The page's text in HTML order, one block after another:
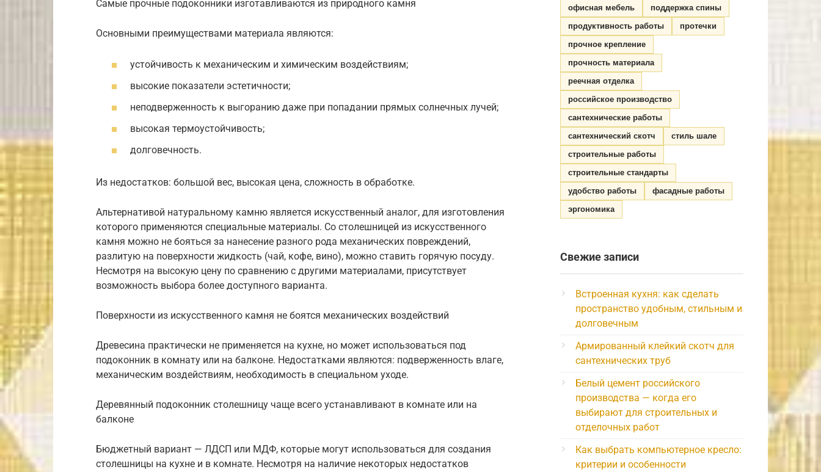
Самые прочные подоконники изготавливаются из природного камня
Основными преимуществами материала являются:
устойчивость к механическим и химическим воздействиям;
высокие показатели эстетичности;
неподверженность к выгоранию даже при попадании прямых солнечных лучей;
высокая термоустойчивость;
долговечность.
Из недостатков: большой вес, высокая цена, сложность в обработке.
Альтернативой натуральному камню является искусственный аналог, для изготовления
которого применяются специальные материалы. Со столешницей из искусственного
камня можно не бояться за нанесение разного рода механических повреждений,
разлитую на поверхности жидкость (чай, кофе, вино), можно ставить горячую посуду.
Несмотря на высокую цену по сравнению с другими материалами, присутствует
возможность выбора более доступного варианта.
Поверхности из искусственного камня не боятся механических воздействий
Древесина практически не применяется на кухне, но может использоваться под
подоконник в комнату или на балконе. Недостатками являются: подверженность влаге,
механическим воздействиям, необходимость в специальном уходе.
Деревянный подоконник столешницу чаще всего устанавливают в комнате или на
балконе
Бюджетный вариант — ЛДСП или МДФ, которые могут использоваться для создания
столешницы на кухне и в комнате. Несмотря на наличие некоторых недостатков
офисная мебель
поддержка спины
продуктивность работы
протечки
прочное крепление
прочность материала
реечная отделка
российское производство
сантехнические работы
сантехнический скотч
стиль шале
строительные работы
строительные стандарты
удобство работы
фасадные работы
эргономика
Свежие записи
Встроенная кухня: как сделать
пространство удобным, стильным и
долговечным
Армированный клейкий скотч для
сантехнических труб
Белый цемент российского
производства — когда его
выбирают для строительных и
отделочных работ
Как выбрать компьютерное кресло:
критерии и особенности